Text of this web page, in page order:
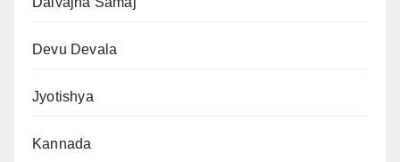
Devu Devala
Jyotishya
Kannada